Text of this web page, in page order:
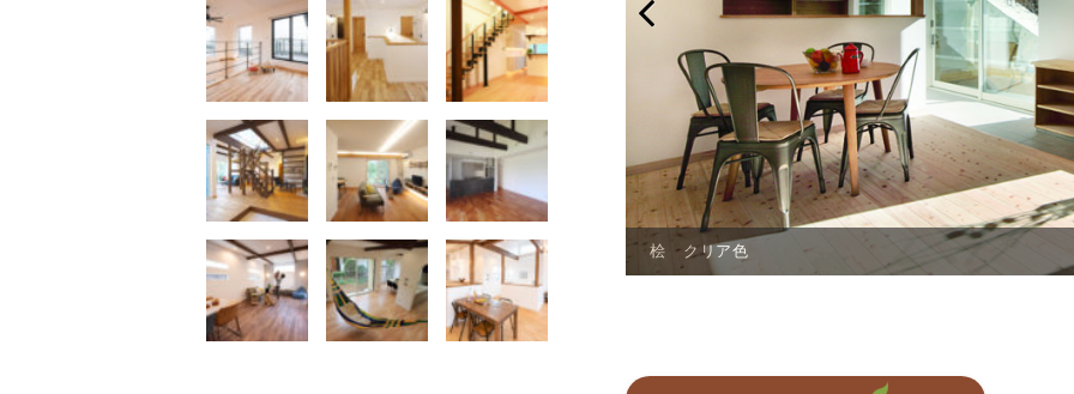
桧 エボニー色
Previous